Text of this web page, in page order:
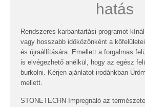
hatás
Rendszeres karbantartási programot
vagy hosszabb időközönként a
és újraállítására. Emellett a forgalmas
is elvégezhető anélkül, hogy az egész
burkolni. Kérjen ajánlatot irodánkban
mellett.
STONETECHN Impregnáló az